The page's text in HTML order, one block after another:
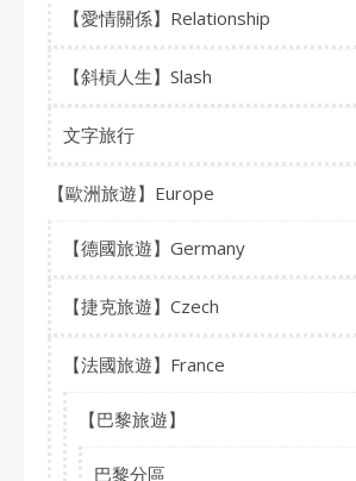
【愛情關係】Relationship
【斜槓人生】Slash
文字旅行
【歐洲旅遊】Europe
【德國旅遊】Germany
【捷克旅遊】Czech
【法國旅遊】France
【巴黎旅遊】
巴黎分區